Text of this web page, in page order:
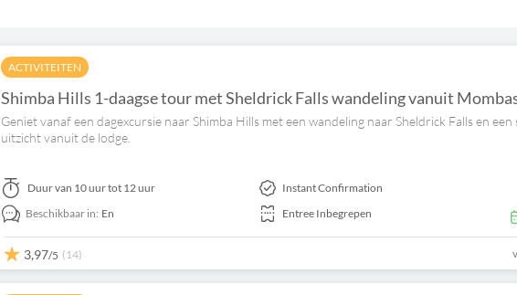
ACTIVITEITEN
Shimba Hills 1-daagse tour met Sheldrick Falls wandeling vanuit
Geniet vanaf een dagexcursie naar Shimba Hills met een wandeling naar Sheldrick Falls en een
uitzicht vanuit de lodge.
Duurvan 10 uur tot 12 uur
Beschikbaar in: En
Instant Confirmation
Entree Inbegrepen
3,97/5 (14)